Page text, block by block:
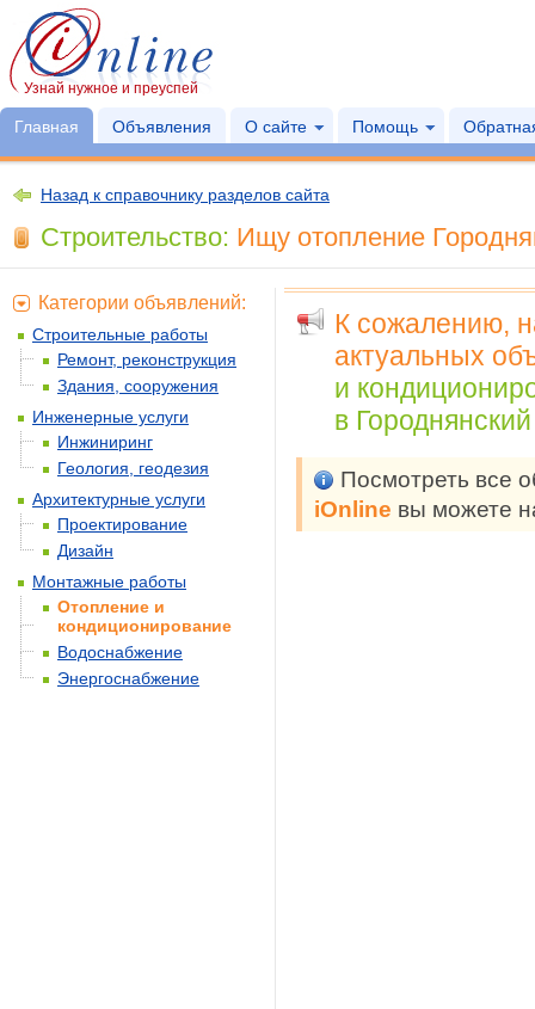
Узнай нужное и преуспей
Главная Объявления О сайте Помощь
Назад к справочнику разделов сайта
Строительство: Ищу отопление
К сожалению,
актуальных
и
в
Посмотреть все
iOnline вы можете
Категории объявлений:
Строительные работы
Ремонт, реконструкция
Здания, сооружения
Инженерные услуги
Инжиниринг
Геология, геодезия
Архитектурные услуги
Проектирование
Дизайн
Монтажные работы
Отопление и
кондиционирование
Водоснабжение
Энергоснабжение